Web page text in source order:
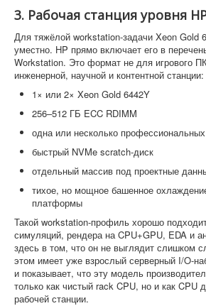
3. Рабочая станция уровня
Для тяжёлой workstation-задачи Xeon Gold
уместно. HP прямо включает его в
Workstation. Это формат не для игрового
инженерной, научной и контентной станции:
1× или 2× Xeon Gold 6442Y
256–512 ГБ ECC RDIMM
одна или несколько
быстрый NVMe scratch-диск
отдельный массив под проектные
тихое, но мощное башенное
платформы
Такой workstation-профиль хорошо
симуляций, рендера на CPU+GPU, EDA и
здесь в том, что он не выглядит слишком
этом имеет уже взрослый серверный I/O-
и показывает, что эту модель
только как чистый rack CPU, но и как CPU
рабочей станции.